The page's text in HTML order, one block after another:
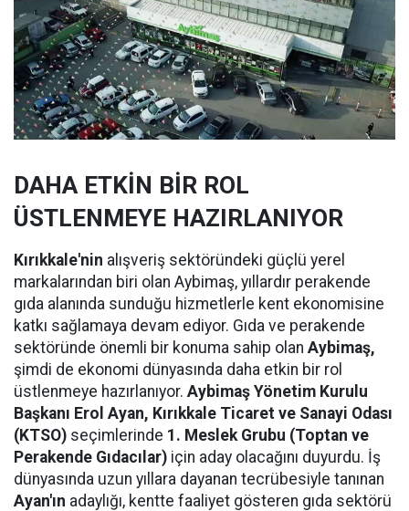
DAHA ETKİN BİR ROL
ÜSTLENMEYE HAZIRLANIYOR
Kırıkkale'nin alışveriş sektöründeki güçlü yerel
markalarından biri olan Aybimaş, yıllardır perakende
gıda alanında sunduğu hizmetlerle kent ekonomisine
katkı sağlamaya devam ediyor. Gıda ve perakende
sektöründe önemli bir konuma sahip olan Aybimaş,
şimdi de ekonomi dünyasında daha etkin bir rol
üstlenmeye hazırlanıyor. Aybimaş Yönetim Kurulu
Başkanı Erol Ayan, Kırıkkale Ticaret ve Sanayi Odası
(KTSO) seçimlerinde 1. Meslek Grubu (Toptan ve
Perakende Gıdacılar) için aday olacağını duyurdu. İş
dünyasında uzun yıllara dayanan tecrübesiyle tanınan
Ayan'ın adaylığı, kentte faaliyet gösteren gıda sektörü